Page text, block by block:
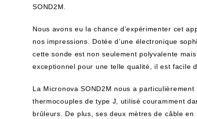
SOND2M.
Nous avons eu la chance d’expérimenter cet
nos impressions. Dotée d’une électronique
cette sonde est non seulement polyvalente
exceptionnel pour une telle qualité, il est facile
La Micronova SOND2M nous a
thermocouples de type ​J, utilisé couramment
brûleurs. De ⁤plus,​ ses deux ‌mètres de⁣ câble